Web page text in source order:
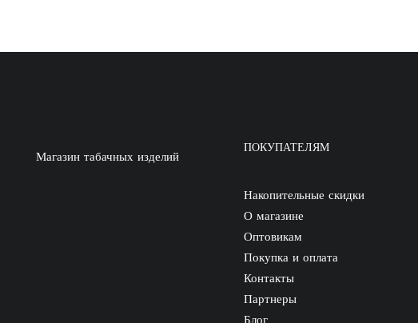
Магазин табачных изделий
ПОКУПАТЕЛЯМ
Накопительные скидки
О магазине
Оптовикам
Покупка и оплата
Контакты
Партнеры